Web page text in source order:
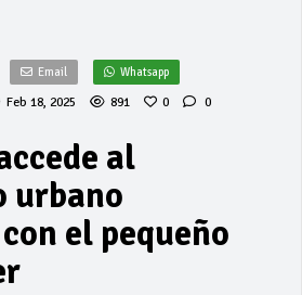
Email Whatsapp
Feb 18, 2025 891 0 0
al
urbano
el pequeño